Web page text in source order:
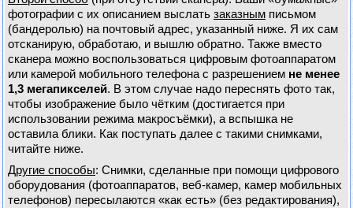
фотографии с их описанием выслать заказным письмом
(бандеролью) на почтовый адрес, указанный ниже. Я их сам
отсканирую, обработаю, и вышлю обратно. Также вместо
сканера можно воспользоваться цифровым фотоаппаратом
или камерой мобильного телефона с разрешением не менее
1,3 мегапикселей. В этом случае надо переснять фото так,
чтобы изображение было чётким (достигается при
использовании режима макросъёмки), а вспышка не
оставила блики. Как поступать далее с такими снимками,
читайте ниже.
Другие способы: Снимки, сделанные при помощи цифрового
оборудования (фотоаппаратов, веб-камер, камер мобильных
телефонов) пересылаются «как есть» (без редактирования),